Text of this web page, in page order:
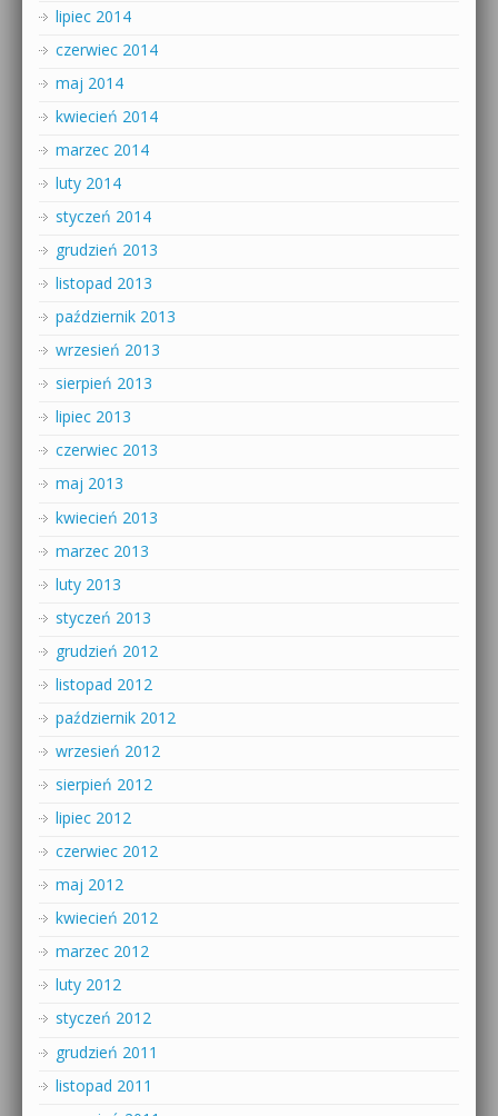
lipiec 2014
czerwiec 2014
maj 2014
kwiecień 2014
marzec 2014
luty 2014
styczeń 2014
grudzień 2013
listopad 2013
październik 2013
wrzesień 2013
sierpień 2013
lipiec 2013
czerwiec 2013
maj 2013
kwiecień 2013
marzec 2013
luty 2013
styczeń 2013
grudzień 2012
listopad 2012
październik 2012
wrzesień 2012
sierpień 2012
lipiec 2012
czerwiec 2012
maj 2012
kwiecień 2012
marzec 2012
luty 2012
styczeń 2012
grudzień 2011
listopad 2011